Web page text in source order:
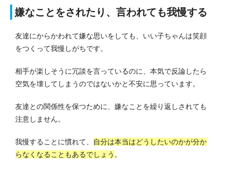
嫌なことをされたり、言われても我慢する
友達にからかわれて嫌な思いをしても、いい子ちゃんは笑顔
をつくって我慢しがちです。
相手が楽しそうに冗談を言っているのに、本気で反論したら
空気を壊してしまうのではないかと不安に思っています。
友達との関係性を保つために、嫌なことを繰り返しされても
注意しません。
我慢することに慣れて、
自分は本当はどうしたいのかが分か
らなくなることもあるでしょう 。